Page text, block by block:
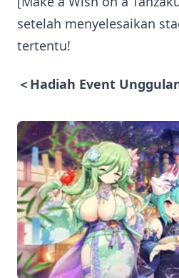
setelah menyelesaikan
tertentu!
＜Hadiah Event